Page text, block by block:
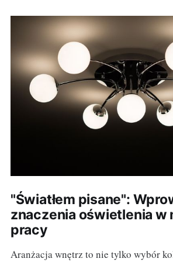
"Światłem pisane":
znaczenia oświetlenia w
pracy
Aranżacja wnętrz to nie tylko wybór